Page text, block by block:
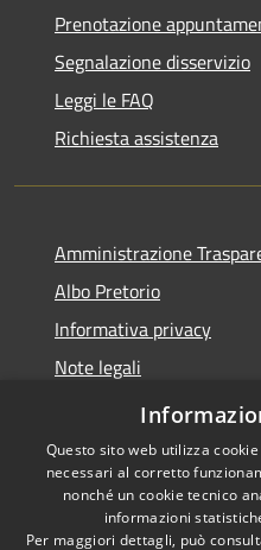
Prenotazione
Segnalazione disservizio
Leggi le FAQ
Richiesta assistenza
Amministrazione
Albo Pretorio
Informativa privacy
Note legali
Dichiarazione di
Questo sito web utilizza
necessari al corretto
nonché un cookie tecnico
informazioni
Per maggiori dettagli, può